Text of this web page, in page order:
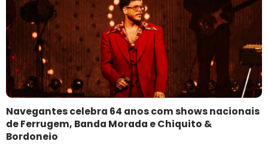
Navegantes celebra 64 anos com shows nacionais
de Ferrugem, Banda Morada e Chiquito &
Bordoneio